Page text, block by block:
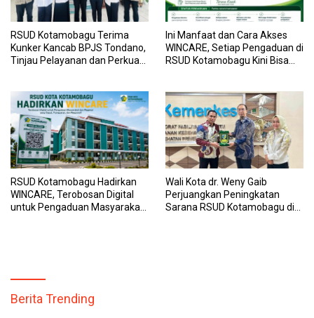
RSUD Kotamobagu Terima
Kunker Kancab BPJS Tondano,
Tinjau Pelayanan dan Perkuat
Ini Manfaat dan Cara Akses
WINCARE, Setiap Pengaduan di
RSUD Kotamobagu Kini Bisa
RSUD Kotamobagu Hadirkan
WINCARE, Terobosan Digital
untuk Pengaduan Masyarakat
Wali Kota dr. Weny Gaib
Perjuangkan Peningkatan
Sarana RSUD Kotamobagu di
Berita Trending